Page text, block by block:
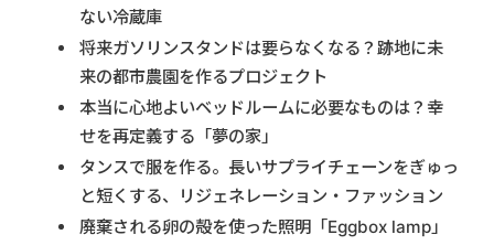
ない冷蔵庫
将来ガソリンスタンドは要らなくなる？跡地に未
来の都市農園を作るプロジェクト
本当に心地よいベッドルームに必要なものは？幸
せを再定義する「夢の家」
タンスで服を作る。長いサプライチェーンをぎゅっ
と短くする、リジェネレーション・ファッション
廃棄される卵の殻を使った照明「Eggbox lamp」